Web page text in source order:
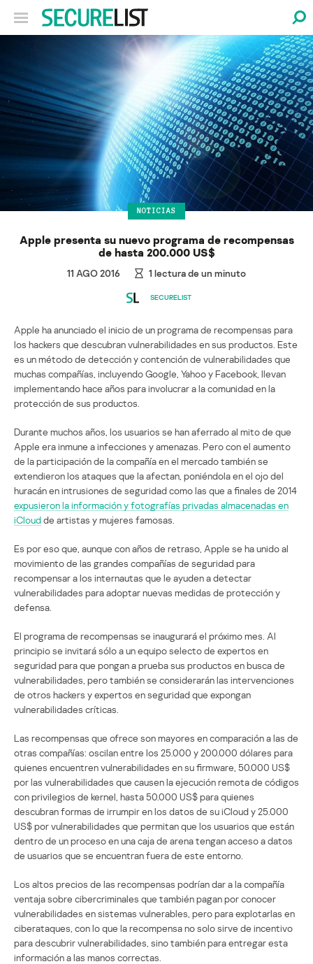
NOTICIAS
Apple presenta su nuevo programa de recompensas
de hasta 200.000 US$
11 AGO 2016 1 lectura de un minuto
SECURELIST
Apple ha anunciado el inicio de un programa de recompensas para
los hackers que descubran vulnerabilidades en sus productos. Este
es un método de detección y contención de vulnerabilidades que
muchas compañías, incluyendo Google, Yahoo y Facebook, llevan
implementando hace años para involucrar a la comunidad en la
protección de sus productos.
Durante muchos años, los usuarios se han aferrado al mito de que
Apple era inmune a infecciones y amenazas. Pero con el aumento
de la participación de la compañía en el mercado también se
extendieron los ataques que la afectan, poniéndola en el ojo del
huracán en intrusiones de seguridad como las que a finales de 2014
expusieron la información y fotografías privadas almacenadas en
iCloudde artistas y mujeres famosas.
Es por eso que, aunque con años de retraso, Apple se ha unido al
movimiento de las grandes compañías de seguridad para
recompensar a los internautas que le ayuden a detectar
vulnerabilidades para adoptar nuevas medidas de protección y
defensa.
El programa de recompensas se inaugurará el próximo mes. Al
principio se invitará sólo a un equipo selecto de expertos en
seguridad para que pongan a prueba sus productos en busca de
vulnerabilidades, pero también se considerarán las intervenciones
de otros hackers y expertos en seguridad que expongan
vulnerabilidades críticas.
Las recompensas que ofrece son mayores en comparación a las de
otras compañías: oscilan entre los 25.000 y 200.000 dólares para
quienes encuentren vulnerabilidades en su firmware, 50.000 US$
por las vulnerabilidades que causen la ejecución remota de códigos
con privilegios de kernel, hasta 50.000 US$ para quienes
descubran formas de irrumpir en los datos de su iCloud y 25.000
US$ por vulnerabilidades que permitan que los usuarios que están
dentro de un proceso en una caja de arena tengan acceso a datos
de usuarios que se encuentran fuera de este entorno.
Los altos precios de las recompensas podrían dar a la compañía
ventaja sobre cibercriminales que también pagan por conocer
vulnerabilidades en sistemas vulnerables, pero para explotarlas en
ciberataques, con lo que la recompensa no solo sirve de incentivo
para descubrir vulnerabilidades, sino también para entregar esta
información a las manos correctas.